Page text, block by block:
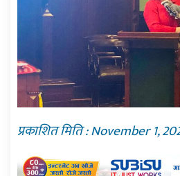
प्रकाशित मिति : November 1,